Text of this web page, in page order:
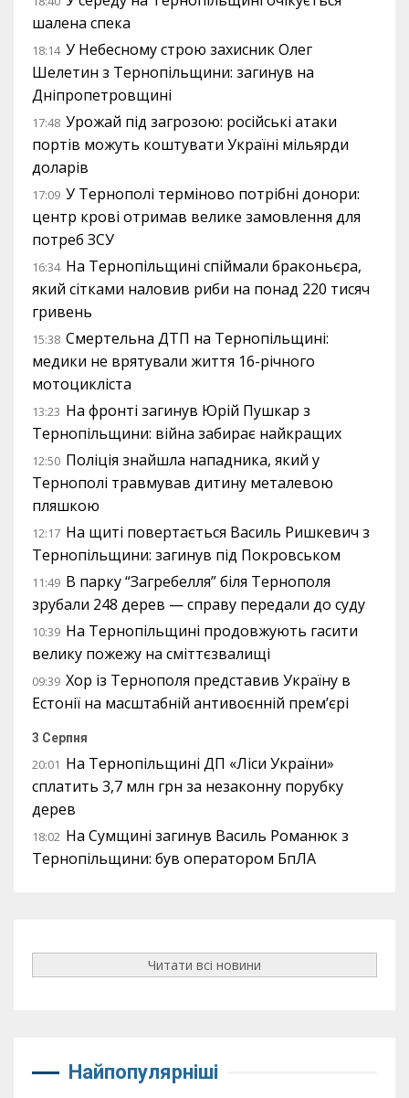
шалена спека
18:14 У Небесному строю захисник Олег
Шелетин з Тернопільщини: загинув на
Дніпропетровщині
17:48 Урожай під загрозою: російські атаки
портів можуть коштувати Україні мільярди
доларів
17:09 У Тернополі терміново потрібні донори:
центр крові отримав велике замовлення для
потреб ЗСУ
16:34 На Тернопільщині спіймали браконьєра,
який сітками наловив риби на понад 220 тисяч
гривень
15:38 Смертельна ДТП на Тернопільщині:
медики не врятували життя 16-річного
мотоцикліста
13:23 На фронті загинув Юрій Пушкар з
Тернопільщини: війна забирає найкращих
12:50 Поліція знайшла нападника, який у
Тернополі травмував дитину металевою
пляшкою
12:17 На щиті повертається Василь Ришкевич з
Тернопільщини: загинув під Покровськом
11:49 В парку “Загребелля” біля Тернополя
зрубали 248 дерев — справу передали до суду
10:39 На Тернопільщині продовжують гасити
велику пожежу на сміттєзвалищі
09:39 Хор із Тернополя представив Україну в
Естонії на масштабній антивоєнній прем’єрі
3 Серпня
20:01 На Тернопільщині ДП «Ліси України»
сплатить 3,7 млн грн за незаконну порубку
дерев
18:02 На Сумщині загинув Василь Романюк з
Тернопільщини: був оператором БпЛА
Читати всі новини
Найпопулярніші